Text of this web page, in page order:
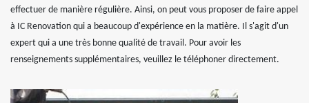
effectuer de manière régulière. Ainsi, on peut vous proposer de faire appel
à IC Renovation qui a beaucoup d'expérience en la matière. Il s'agit d'un
expert qui a une très bonne qualité de travail. Pour avoir les
renseignements supplémentaires, veuillez le téléphoner directement.